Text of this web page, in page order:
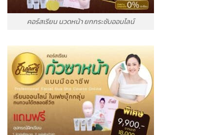
คอร์สเรียน นวดหน้า ยกกระชับออนไลน์